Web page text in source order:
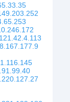
121.42.4.113